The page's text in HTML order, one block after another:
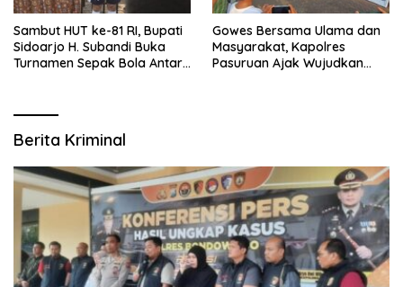
Sambut HUT ke-81 RI, Bupati
Sidoarjo H. Subandi Buka
Turnamen Sepak Bola Antar
Gowes Bersama Ulama dan
Masyarakat, Kapolres
Pasuruan Ajak Wujudkan
Berita Kriminal